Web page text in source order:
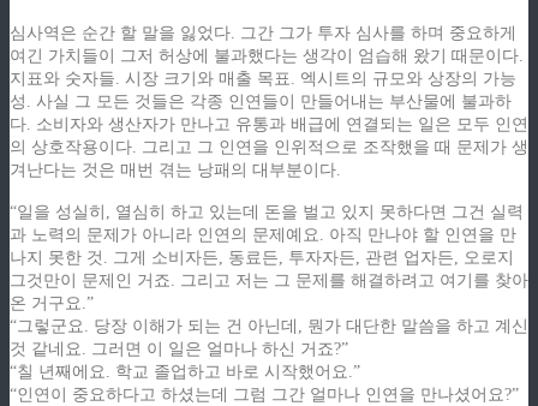
심사역은 순간 할 말을 잃었다. 그간 그가 투자 심사를 하며 중요하게
여긴 가치들이 그저 허상에 불과했다는 생각이 엄습해 왔기 때문이다.
지표와 숫자들. 시장 크기와 매출 목표. 엑시트의 규모와 상장의 가능
성. 사실 그 모든 것들은 각종 인연들이 만들어내는 부산물에 불과하
다. 소비자와 생산자가 만나고 유통과 배급에 연결되는 일은 모두 인연
의 상호작용이다. 그리고 그 인연을 인위적으로 조작했을 때 문제가 생
겨난다는 것은 매번 겪는 낭패의 대부분이다.
“일을 성실히, 열심히 하고 있는데 돈을 벌고 있지 못하다면 그건 실력
과 노력의 문제가 아니라 인연의 문제예요. 아직 만나야 할 인연을 만
나지 못한 것. 그게 소비자든, 동료든, 투자자든, 관련 업자든, 오로지
그것만이 문제인 거죠. 그리고 저는 그 문제를 해결하려고 여기를 찾아
온 거구요.”
“그렇군요. 당장 이해가 되는 건 아닌데, 뭔가 대단한 말씀을 하고 계신
것 같네요. 그러면 이 일은 얼마나 하신 거죠?”
“칠 년째에요. 학교 졸업하고 바로 시작했어요.”
“인연이 중요하다고 하셨는데 그럼 그간 얼마나 인연을 만나셨어요?”